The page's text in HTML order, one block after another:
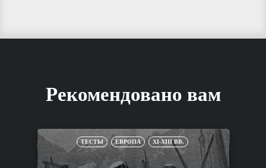
Рекомендовано вам
ТЕСТЫ ЕВРОПА XI-XIII ВВ.